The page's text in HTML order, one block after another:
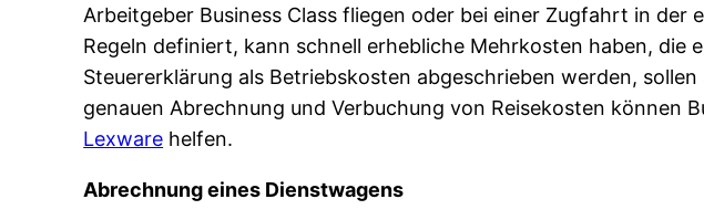
Arbeitgeber Business Class fliegen oder bei einer Zugfahrt in der
Regeln definiert, kann schnell erhebliche Mehrkosten haben,
Steuererklärung als Betriebskosten abgeschrieben werden,
genauen Abrechnung und Verbuchung von Reisekosten können
Lexware helfen.
Abrechnung eines Dienstwagens